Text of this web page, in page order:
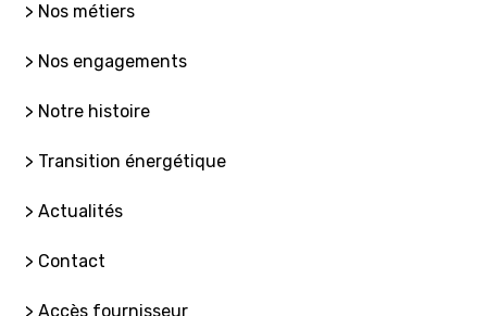
> Nos métiers
> Nos engagements
> Notre histoire
> Transition énergétique
> Actualités
> Contact
> Accès fournisseur